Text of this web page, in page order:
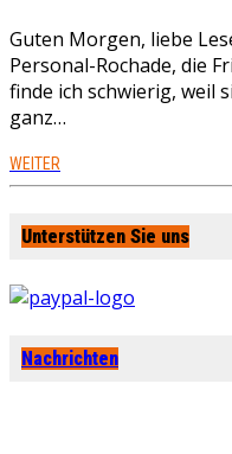
Guten Morgen, liebe
Personal-Rochade, die
finde ich schwierig, weil
ganz…
WEITER
Unterstützen Sie uns
Nachrichten